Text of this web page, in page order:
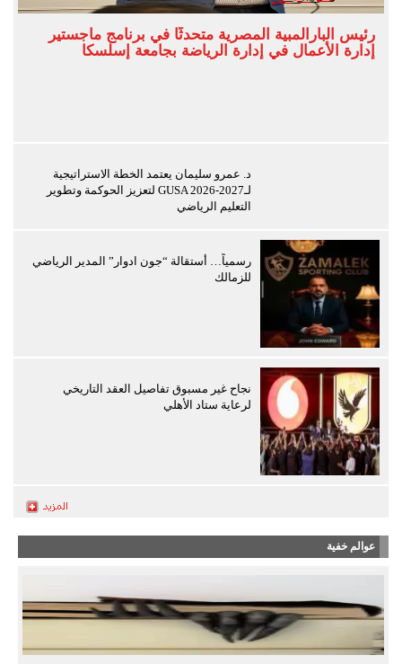
رئيس البارالمبية المصرية متحدثًا في برنامج ماجستير
إدارة الأعمال في إدارة الرياضة بجامعة إسلسكا
د. عمرو سليمان يعتمد الخطة الاستراتيجية
لـGUSA 2026-2027 لتعزيز الحوكمة وتطوير
التعليم الرياضي
رسمياً… أستقالة “جون ادوار” المدير الرياضي
للزمالك
نجاح غير مسبوق تفاصيل العقد التاريخي
لرعاية ستاد الأهلي
عوالم خفية